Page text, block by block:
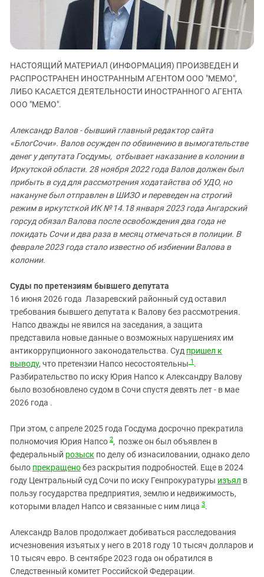
ЗАСТАВЛЯЕТ
КАВКАЗ ЗА ПАЛЕСТИНУ
ИНАКОМЫСЛИЕ В ЧЕЧНЕ
ПРЕСЛЕДОВАНИЕ АКТИВИСТОВ
МОБИЛИЗАЦИЯ И ПРОТЕСТЫ
Кабардино-Балкария
Калмыкия
Карачаево-Черкесия
Краснодарский край
Российская Федерация
Ростовская область
Северная Осетия - Алания
СКФО
Ставропольский край
Южная Осетия
Южный Кавказ
ЮФО
НАСТОЯЩИЙ МАТЕРИАЛ (ИНФОРМАЦИЯ) ПРОИЗВЕДЕН И
РАСПРОСТРАНЕН ИНОСТРАННЫМ АГЕНТОМ ООО "МЕМО",
ЛИБО КАСАЕТСЯ ДЕЯТЕЛЬНОСТИ ИНОСТРАННОГО АГЕНТА
ООО "МЕМО".
Александр Валов - бывший главный редактор сайта
«БлогСочи». Валов осужден по обвинению в вымогательстве
денег у депутата Госдумы, отбывает наказание в колонии в
Иркутской области. 28 ноября 2022 года Валов должен был
прибыть в суд для рассмотрения ходатайства об УДО, но
накануне был отправлен в ШИЗО и переведен на строгий
режим в иркутсткой ИК № 14.18 января 2023 года Ангарский
горсуд обязал Валова после освобождения два года не
покидать Сочи и два раза в месяц отмечаться в полиции. В
феврале 2023 года стало известно об избиении Валова в
колонии.
Суды по претензиям бывшего депутата
16 июня 2026 года Лазаревский районный суд оставил
требования бывшего депутата к Валову без рассмотрения.
Напсо дважды не явился на заседания, а защита
представила новые данные о возможных нарушениях им
антикоррупционного законодательства. Суд пришел к
выводу, что претензии Напсо несостоятельны 1 .
Разбирательство по иску Юрия Напсо к Александру Валову
было возобновлено судом в Сочи спустя девять лет - в мае
2026 года .
При этом, с апреле 2025 года Госдума досрочно прекратила
полномочия Юрия Напсо 2, позже он был объявлен в
федеральный розыск по делу об изнасиловании, однако дело
было прекращенобез раскрытия подробностей. Еще в 2024
году Центральный суд Сочи по иску Генпрокуратуры изъял в
пользу государства предприятия, землю и недвижимость,
которыми владел Напсо и связанные с ним лица 3.
Александр Валов продолжает добиваться расследования
исчезновения изъятых у него в 2018 году 10 тысяч долларов и
10 тысяч евро. В сентябре 2023 года он обратился в
Следственный комитет Российской Федерации.